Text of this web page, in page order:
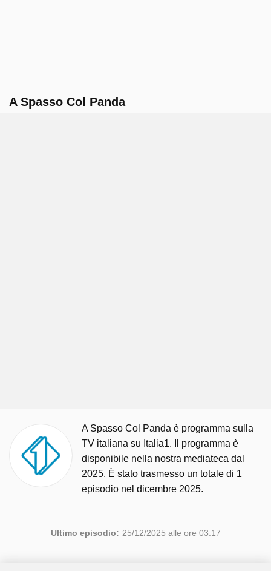
A Spasso Col Panda
A Spasso Col Panda è programma sulla
TV italiana su Italia1. Il programma è
disponibile nella nostra mediateca dal
2025. È stato trasmesso un totale di 1
episodio nel dicembre 2025.
Ultimo episodio: 25/12/2025 alle ore 03:17